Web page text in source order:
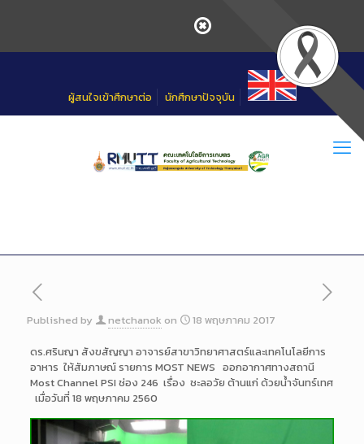
ผู้สนใจเข้าศึกษาต่อ นักศึกษาปัจจุบัน
Published by netchanok on 18 พฤษภาคม 2017
ดร.ศรินญา สังขสัญญา อาจารย์สาขาวิทยาศาสตร์และเทคโนโลยีการ
อาหาร ให้สัมภาษณ์ รายการ MOST NEWS ออกอากาศทางสถานี
Most Channel PSI ช่อง 246 เรื่อง ชะลอวัย ต้านแก่ ด้วยน้ำจันทร์เทศ
เมื่อวันที่ 18 พฤษภาคม 2560